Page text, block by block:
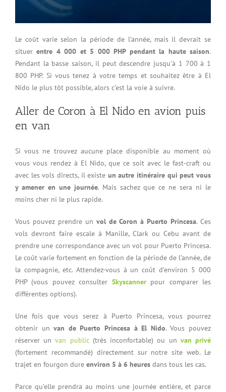
Le coût varie selon la période de l’année, mais il devrait se
situerentre 4 000 et 5 000 PHP pendant la haute saison.
Pendant la basse saison, il peut descendre jusqu’à 1 700 à 1
800 PHP. Si vous tenez à votre temps et souhaitez être à El
Nido le plus tôt possible, alors c’est la voie à suivre.
Aller de Coron à El Nido en avion puis
en van
Si vous ne trouvez aucune place disponible au moment où
vous vous rendez à El Nido, que ce soit avec le fast-craft ou
avec les vols directs, il existe un autre itinéraire qui peut vous
y amener en une journée. Mais sachez que ce ne sera ni le
moins cher ni le plus rapide.
Vous pouvez prendre un vol de Coron à Puerto Princesa. Ces
vols devront faire escale à Manille, Clark ou Cebu avant de
prendre une correspondance avec un vol pour Puerto Princesa.
Le coût varie fortement en fonction de la période de l’année, de
la compagnie, etc. Attendez-vous à un coût d’environ 5 000
PHP (vous pouvez consulter Skyscannerpour comparer les
différentes options).
Une fois que vous serez à Puerto Princesa, vous pourrez
obtenir unvan de Puerto Princesa à El Nido. Vous pouvez
réserver unvan public(très inconfortable) ou un van privé
(fortement recommandé) directement sur notre site web. Le
trajet en fourgon dure environ 5 à 6 heures dans tous les cas.
Parce qu’elle prendra au moins une journée entière, et parce